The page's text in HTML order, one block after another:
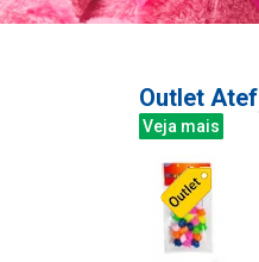
Outlet Atef
Veja mais